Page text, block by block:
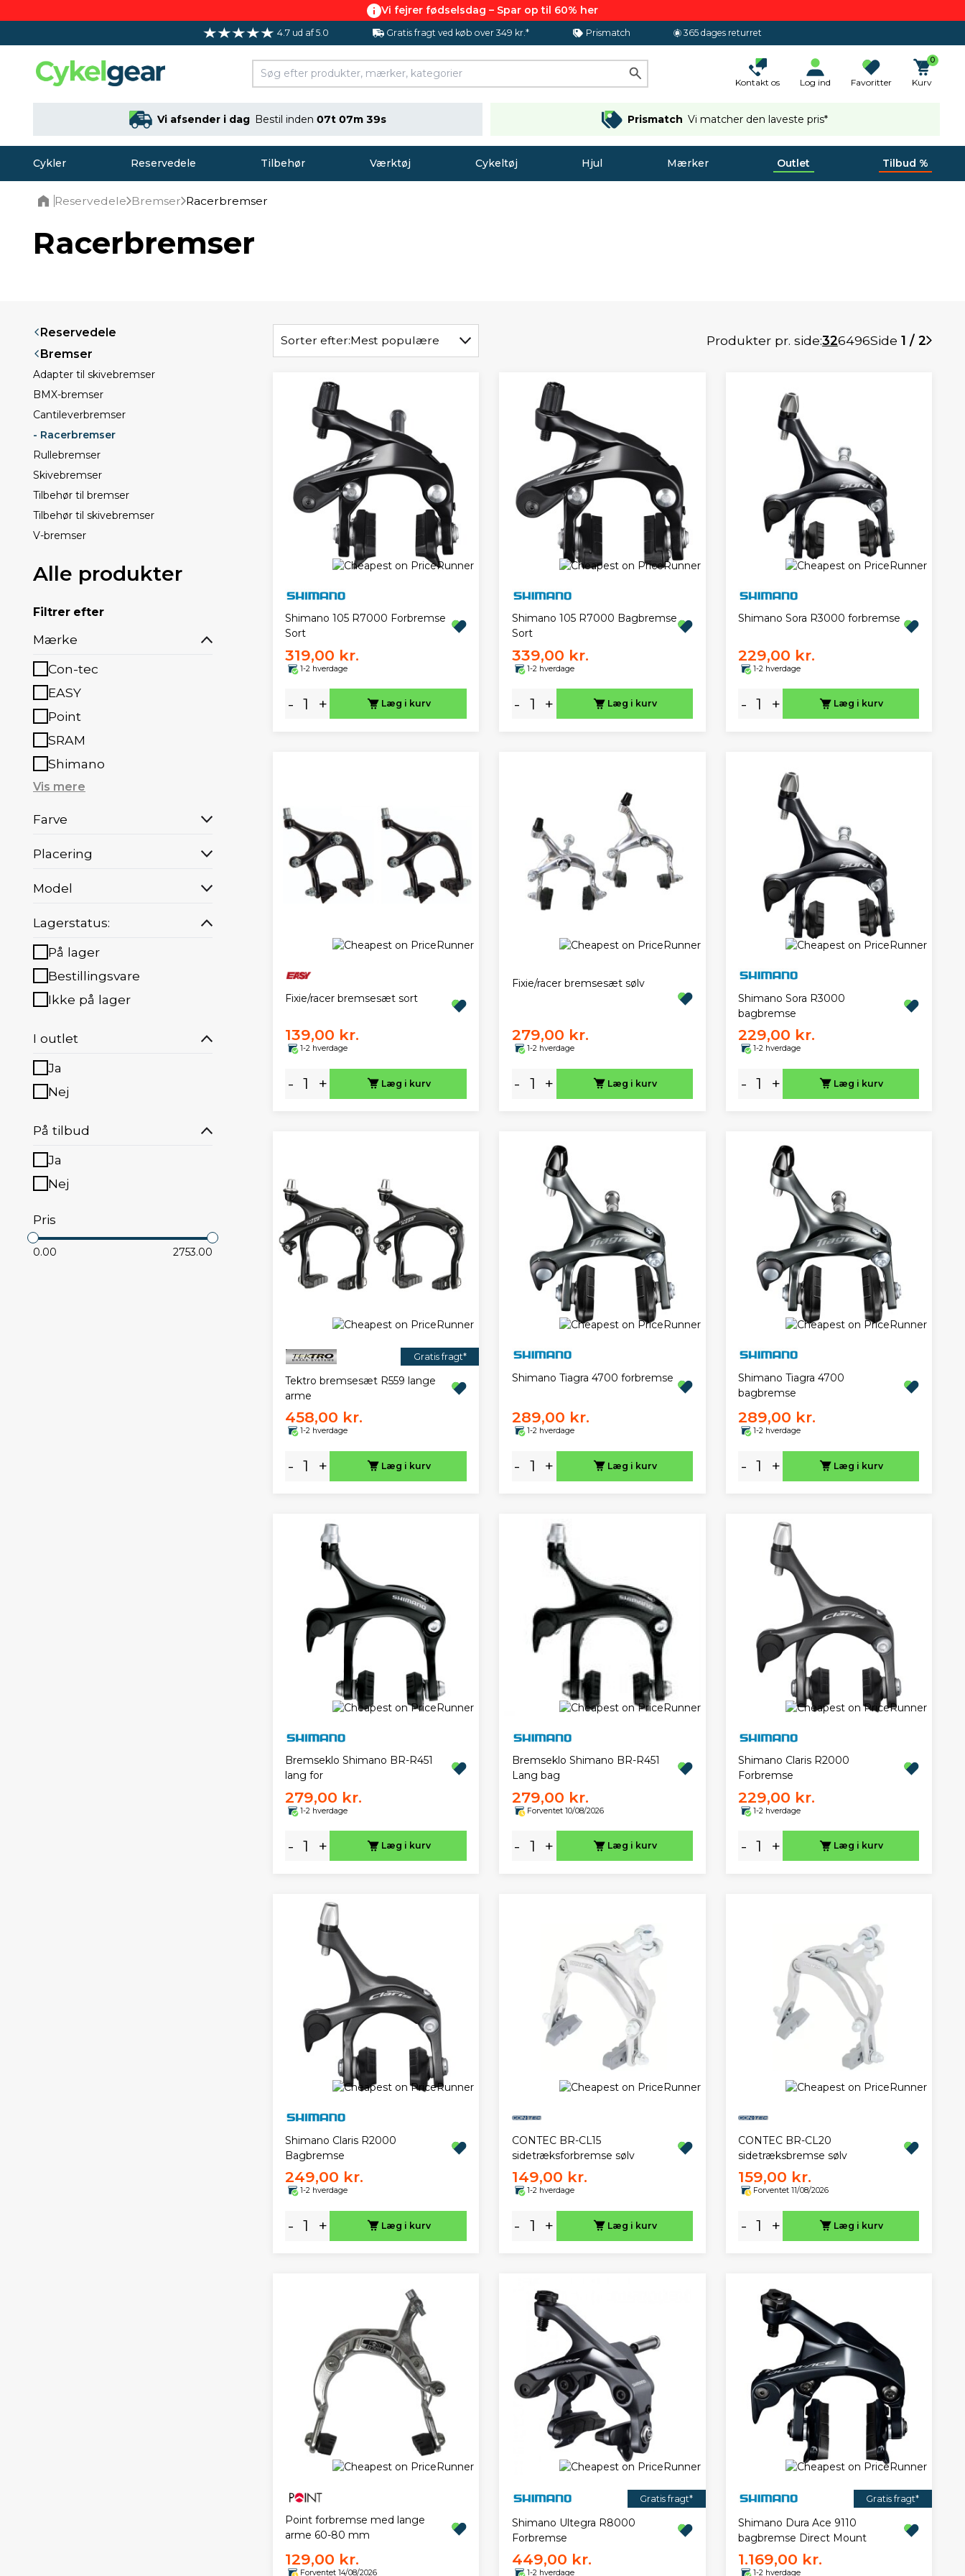
Vi fejrer fødselsdag – Spar op til 60% her
4.7 ud af 5.0 Gratis fragt ved køb over 349 kr.* Prismatch 365 dages returret
Kontakt os Log ind Favoritter
0
Kurv
Vi afsender i dag Bestil inden07t 07m 38s Prismatch Vi matcher den laveste pris*
Cykler Reservedele Tilbehør Værktøj Cykeltøj Hjul Mærker Outlet Tilbud %
Reservedele Bremser Racerbremser
Racerbremser
Reservedele
Bremser
Adapter til skivebremser
BMX-bremser
Cantileverbremser
- Racerbremser
Rullebremser
Skivebremser
Tilbehør til bremser
Tilbehør til skivebremser
V-bremser
Alle produkter
Filtrer efter
Mærke
Con-tec
EASY
Point
SRAM
Shimano
Vis mere
Farve
Placering
Model
Lagerstatus:
På lager
Bestillingsvare
Ikke på lager
I outlet
Ja
Nej
På tilbud
Ja
Nej
Pris
0.00 2753.00
Sorter efter:Mest populære Produkter pr. side:326496Side 1 / 2
Shimano 105 R7000 Forbremse
Sort
319,00 kr.
1-2 hverdage
- + Læg i kurv
Shimano 105 R7000 Bagbremse
Sort
339,00 kr.
1-2 hverdage
- + Læg i kurv
Shimano Sora R3000 forbremse
229,00 kr.
1-2 hverdage
- + Læg i kurv
Fixie/racer bremsesæt sort
139,00 kr.
1-2 hverdage
- + Læg i kurv
Fixie/racer bremsesæt sølv
279,00 kr.
1-2 hverdage
- + Læg i kurv
Shimano Sora R3000
bagbremse
229,00 kr.
1-2 hverdage
- + Læg i kurv
Gratis fragt*
Tektro bremsesæt R559 lange
arme
458,00 kr.
1-2 hverdage
- + Læg i kurv
Shimano Tiagra 4700 forbremse
289,00 kr.
1-2 hverdage
- + Læg i kurv
Shimano Tiagra 4700
bagbremse
289,00 kr.
1-2 hverdage
- + Læg i kurv
Bremseklo Shimano BR-R451
lang for
279,00 kr.
1-2 hverdage
- + Læg i kurv
Bremseklo Shimano BR-R451
Lang bag
279,00 kr.
Forventet 10/08/2026
- + Læg i kurv
Shimano Claris R2000
Forbremse
229,00 kr.
1-2 hverdage
- + Læg i kurv
Shimano Claris R2000
Bagbremse
249,00 kr.
1-2 hverdage
- + Læg i kurv
CONTEC BR-CL15
sidetræksforbremse sølv
149,00 kr.
1-2 hverdage
- + Læg i kurv
CONTEC BR-CL20
sidetræksbremse sølv
159,00 kr.
Forventet 11/08/2026
- + Læg i kurv
Point forbremse med lange
arme 60-80 mm
129,00 kr.
Forventet 14/08/2026
Gratis fragt*
Shimano Ultegra R8000
Forbremse
449,00 kr.
1-2 hverdage
Gratis fragt*
Shimano Dura Ace 9110
bagbremse Direct Mount
1.169,00 kr.
1-2 hverdage